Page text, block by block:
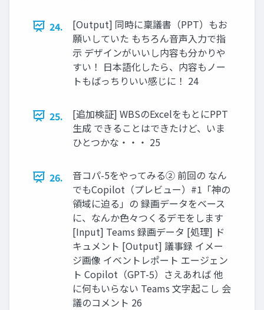
24.
[Output] 同時に稟議書（PPT）もお
願いしていた もちろん音声入力で指
示 デザインがいいし内容も分かりや
すい！ 日本語化したら、内容もノー
トもばっちりいい感じに！ 24
25.
[追加検証] WBSのExcelをもとにPPT
生成 できることはできたけど、いま
ひとつかな・・・ 25
26.
音コパ-5をやってみる② 前回の なん
でもCopilot（プレビュー）#1「神の
領域に迫る」の 録画データをベース
に、なんか色々つくるデモをします
[Input] Teams 録画データ [処理] ド
キュメント [Output] 議事録 イメー
ジ画像 イベントレポート エージェン
ト Copilot（GPT-5）さえあれば 他
に何もいらない Teams 文字起こし 会
議のコメント 26